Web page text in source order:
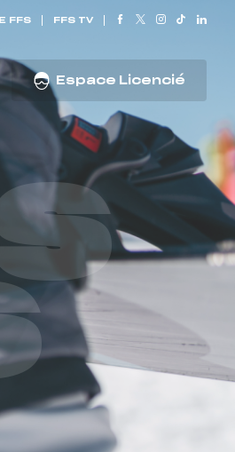
FFS FFS TV
Espace Licencié